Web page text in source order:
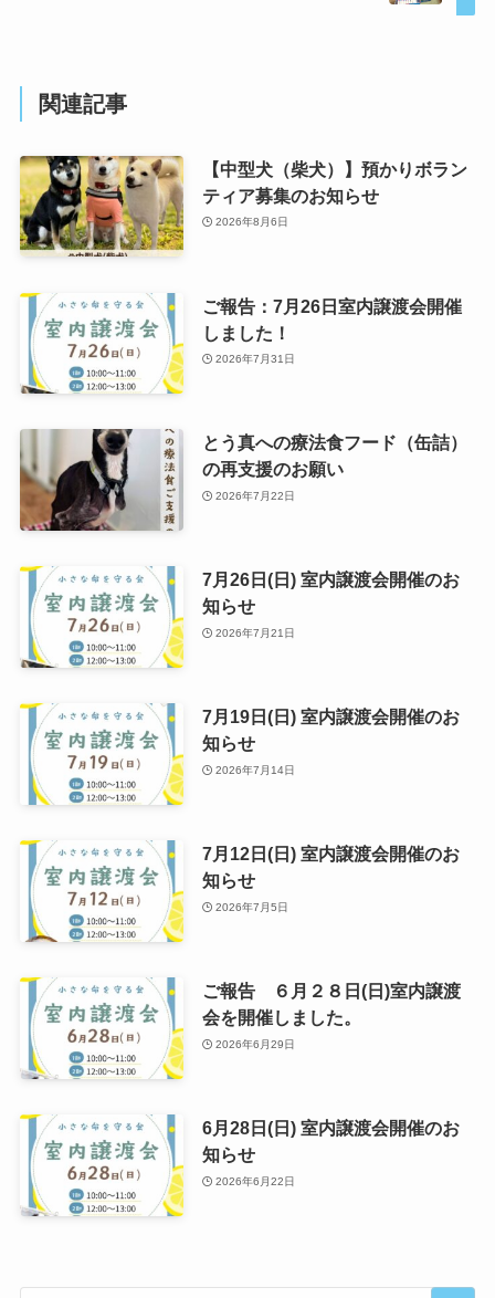
関連記事
【中型犬（柴犬）】預かりボラン
ティア募集のお知らせ
2026年8月6日
ご報告：7月26日室内譲渡会開催
しました！
2026年7月31日
とう真への療法食フード（缶詰）
の再支援のお願い
2026年7月22日
7月26日(日) 室内譲渡会開催のお
知らせ
2026年7月21日
7月19日(日) 室内譲渡会開催のお
知らせ
2026年7月14日
7月12日(日) 室内譲渡会開催のお
知らせ
2026年7月5日
ご報告 ６月２８日(日)室内譲渡
会を開催しました。
2026年6月29日
6月28日(日) 室内譲渡会開催のお
知らせ
2026年6月22日